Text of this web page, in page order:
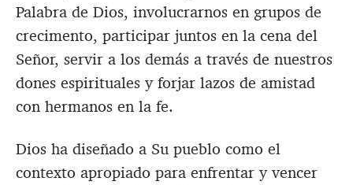
Palabra de Dios, involucrarnos en grupos de
crecimento, participar juntos en la cena del
Señor, servir a los demás a través de nuestros
dones espirituales y forjar lazos de amistad
con hermanos en la fe.
Dios ha diseñado a Su pueblo como el
contexto apropiado para enfrentar y vencer